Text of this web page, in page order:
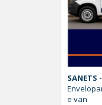
SANETS
e van